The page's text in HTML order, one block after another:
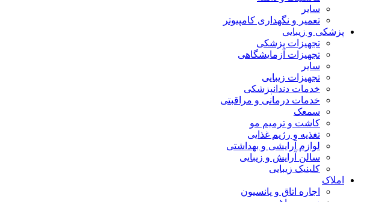
سایر
تعمیر و نگهداری کامپیوتر
پزشکی و زیبایی
تجهیزات پزشکی
تجهیزات آزمایشگاهی
سایر
تجهیزات زیبایی
خدمات دندانپزشکی
خدمات درمانی و مراقبتی
سمعک
کاشت و ترمیم مو
تغذیه و رژیم غذایی
لوازم آرایشی و بهداشتی
سالن آرایش و زیبایی
کلینیک زیبایی
املاک
اجاره اتاق و پانسیون